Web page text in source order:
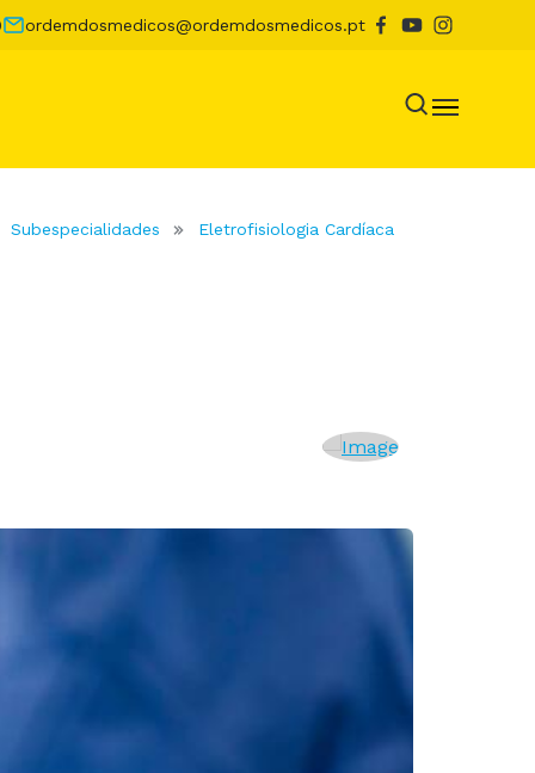
ordemdosmedicos@ordemdosmedicos.pt
Subespecialidades
Eletrofisiologia Cardíaca